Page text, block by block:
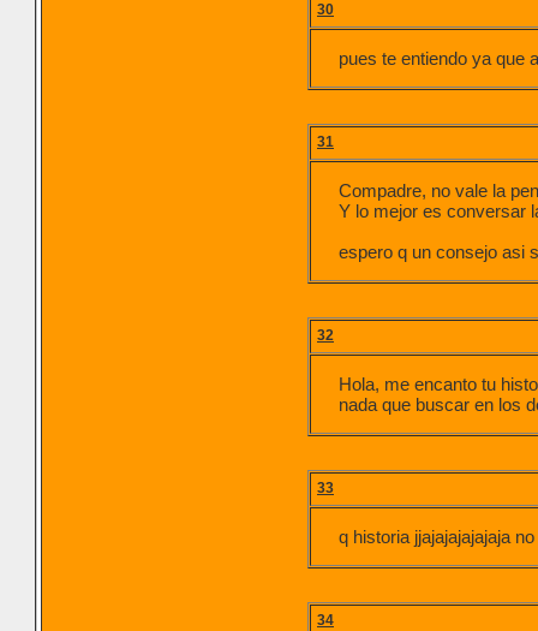
30
pues te entiendo ya que
31
Compadre, no vale la
Y lo mejor es conversar
espero q un consejo asi
32
Hola, me encanto tu
nada que buscar en los
33
q historia jjajajajajajaja
34